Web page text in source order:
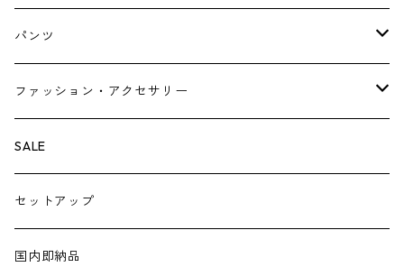
ニット・カーディガン
ベスト・ジレ
ジャンパースカート
ペチスカート
パンツ
レギンス
ペチパンツ
サロペット
ジャンプスーツ
ファッション・アクセサリー
バック
トートバック
ショルダーバック
シューズ
ブーツ
帽子
SALE
セットアップ
国内即納品